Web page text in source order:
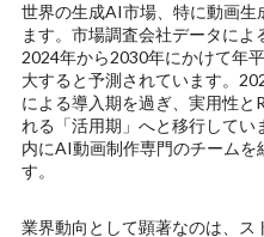
世界の生成AI市場、特に動画
ます。市場調査会社データに
2024年から2030年にかけて年
大すると予測されています。
による導入期を過ぎ、実用性
れる「活用期」へと移行してい
内にAI動画制作専門のチームを
す。
業界動向として顕著なのは、ス